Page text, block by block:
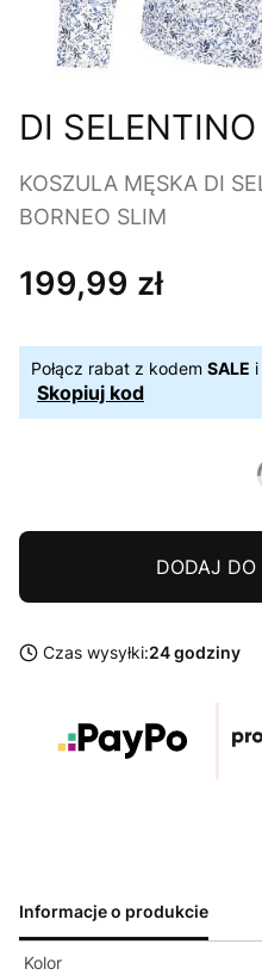
DI SELENTINO
KOSZULA MĘSKA DI
BORNEO SLIM
Cena
199,99 zł
Połącz rabat z kodem SALE
Skopiuj kod
DODAJ DO
Czas wysyłki:24 godziny
Informacje o produkcie
Kolor